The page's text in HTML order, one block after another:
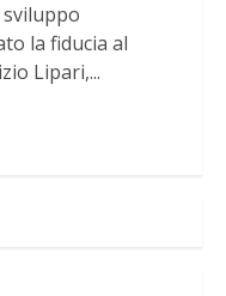
sviluppo
la fiducia al
Lipari,...